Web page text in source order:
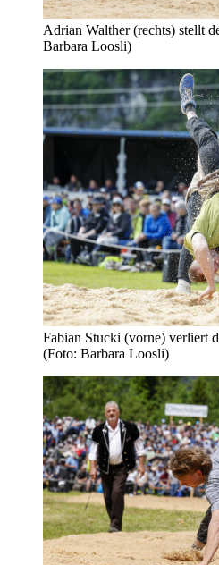
Adrian Walther (rechts) stellt
Barbara Loosli)
Fabian Stucki (vorne) verliert
(Foto: Barbara Loosli)